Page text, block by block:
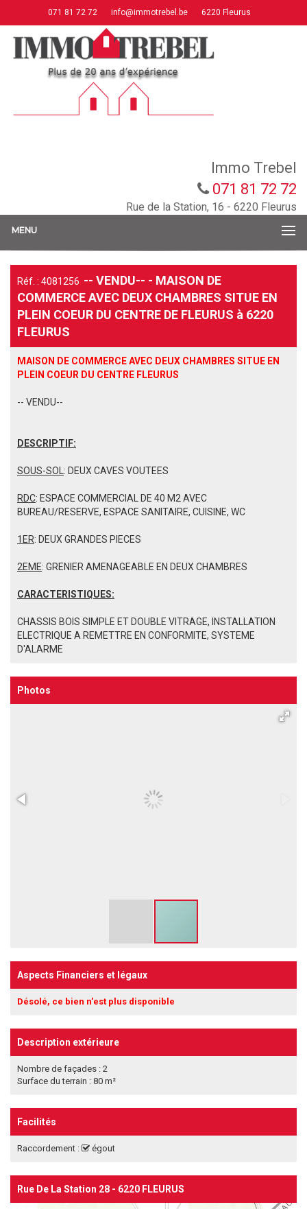
071 81 72 72 info@immotrebel.be 6220 Fleurus
Immo Trebel
071 81 72 72
Rue de la Station, 16 - 6220 Fleurus
MENU
Réf. : 4081256 -- VENDU-- - MAISON DE
COMMERCE AVEC DEUX CHAMBRES SITUE EN
PLEIN COEUR DU CENTRE DE FLEURUS à 6220
FLEURUS
MAISON DE COMMERCE AVEC DEUX CHAMBRES SITUE EN
PLEIN COEUR DU CENTRE FLEURUS
-- VENDU--
DESCRIPTIF:
SOUS-SOL : DEUX CAVES VOUTEES
RDC: ESPACE COMMERCIAL DE 40 M2 AVEC
BUREAU/RESERVE, ESPACE SANITAIRE, CUISINE, WC
1ER: DEUX GRANDES PIECES
2EME: GRENIER AMENAGEABLE EN DEUX CHAMBRES
CARACTERISTIQUES:
CHASSIS BOIS SIMPLE ET DOUBLE VITRAGE, INSTALLATION
ELECTRIQUE A REMETTRE EN CONFORMITE, SYSTEME
D'ALARME
Photos
Aspects Financiers et légaux
Désolé, ce bien n'est plus disponible
Description extérieure
Nombre de façades : 2
Surface du terrain : 80 m²
Facilités
Raccordement : égout
Rue De La Station 28 - 6220 FLEURUS